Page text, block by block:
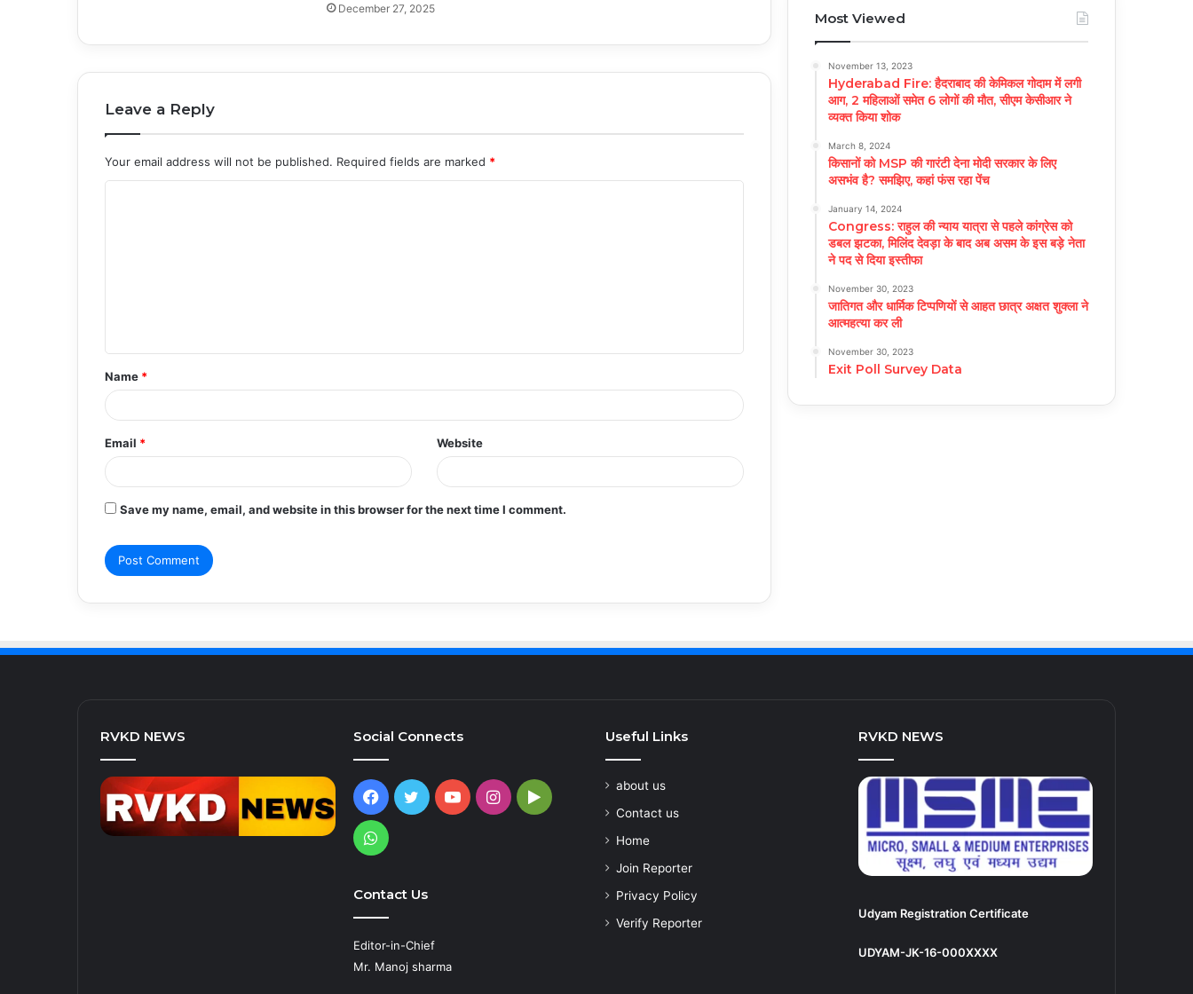
December 27, 2025
Leave a Reply
Your email address will not be published. Required fields are marked *
t
*
Name *
Email * Website
Save my name, email, and website in this browser for the next time I comment.
Most Viewed
November 13, 2023
Hyderabad Fire: हैदराबाद की केमिकल गोदाम में लगी
आग, 2 महिलाओं समेत 6 लोगों की मौत, सीएम केसीआर ने
व्यक्त किया शोक
March 8, 2024
किसानों को MSP की गारंटी देना मोदी सरकार के लिए
असभंव है? समझिए, कहां फंस रहा पेंच
January 14, 2024
Congress: राहुल की न्याय यात्रा से पहले कांग्रेस को
डबल झटका, मिलिंद देवड़ा के बाद अब असम के इस बड़े नेता
ने पद से दिया इस्तीफा
November 30, 2023
जातिगत और धार्मिक टिप्पणियों से आहत छात्र अक्षत शुक्ला ने
आत्महत्या कर ली
November 30, 2023
Exit Poll Survey Data
RVKD NEWS Social Connects
Facebook
TwitterYouTubeInstagram
Google
WhatsApp
Contact Us
Editor-in-Chief
Mr. Manoj sharma
Useful Links
about us
Contact us
Home
Join Reporter
Privacy Policy
Verify Reporter
RVKD NEWS
Udyam Registration Certificate
UDYAM-JK-16-000XXXX